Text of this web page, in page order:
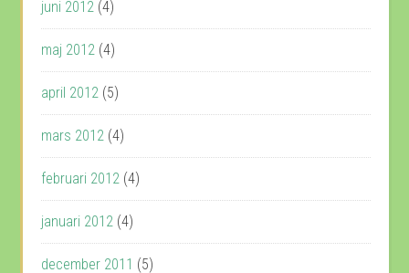
juni 2012 (4)
maj 2012 (4)
april 2012 (5)
mars 2012 (4)
februari 2012 (4)
januari 2012 (4)
december 2011 (5)